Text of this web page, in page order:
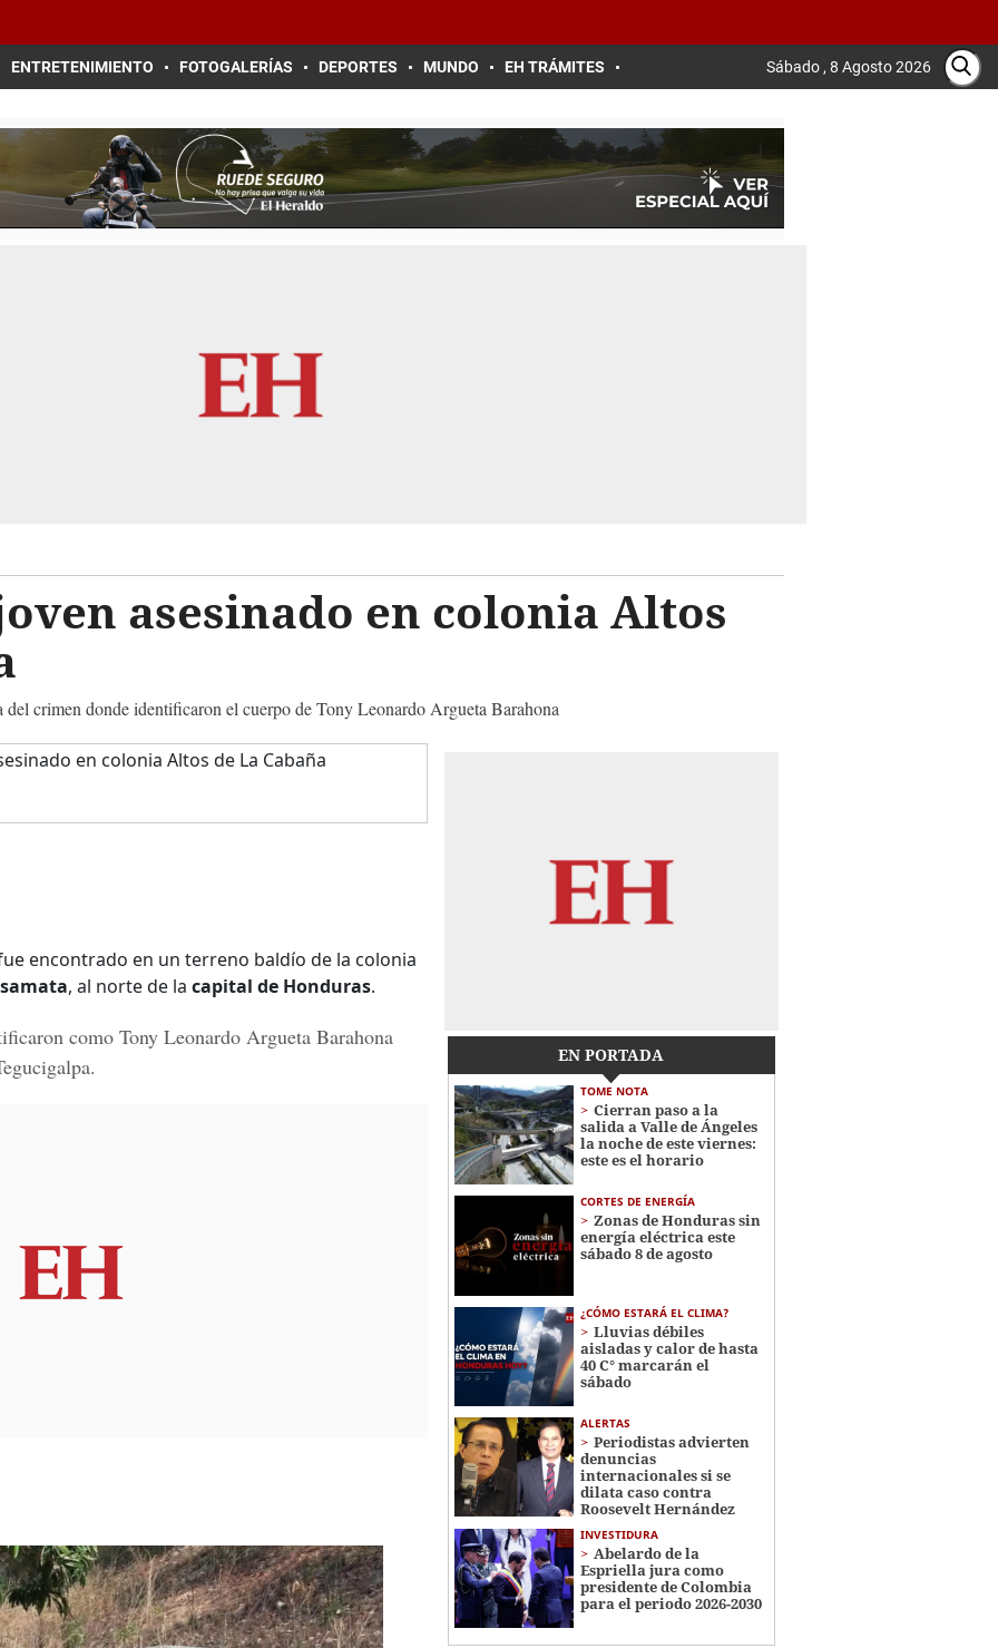
ENTRETENIMIENTO FOTOGALERÍAS DEPORTES MUNDO EH TRÁMITES Sábado , 8 Agosto 2026
asesinado en colonia Altos
del crimen donde identificaron el cuerpo de Tony Leonardo Argueta Barahona
encontrado en un terreno baldío de la colonia
, al norte de la capital de Honduras.
como Tony Leonardo Argueta Barahona
EN PORTADA
TOME NOTA
Cierran paso a la
salida a Valle de Ángeles
la noche de este viernes:
este es el horario
CORTES DE ENERGÍA
Zonas de Honduras sin
energía eléctrica este
sábado 8 de agosto
¿CÓMO ESTARÁ EL CLIMA?
Lluvias débiles
aisladas y calor de hasta
40 C° marcarán el
sábado
ALERTAS
Periodistas advierten
denuncias
internacionales si se
dilata caso contra
Roosevelt Hernández
INVESTIDURA
Abelardo de la
Espriella jura como
presidente de Colombia
para el periodo 2026-2030